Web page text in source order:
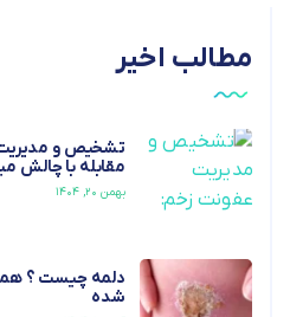
مطالب اخیر
تشخیص و
مقابله با چالش
بهمن ۲۰, ۱۴۰۴
دلمه چیست ؟
شده